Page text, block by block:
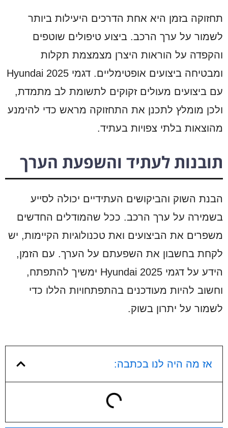
תחזוקה בזמן היא אחת הדרכים היעילות ביותר
לשמור על ערך הרכב. ביצוע טיפולים שוטפים
והקפדה על הוראות היצרן מצמצמת תקלות
ומבטיחה ביצועים אופטימליים. דגמי Hyundai 2025
עם ביצועים מעולים זקוקים לתשומת לב מתמדת,
ולכן מומלץ לתכנן את התחזוקה מראש כדי להימנע
מהוצאות בלתי צפויות בעתיד.
תובנות לעתיד והשפעת הערך
הבנת השוק והביקושים העתידיים יכולה לסייע
בשמירה על ערך הרכב. ככל שהמודלים החדשים
משפרים את הביצועים ואת טכנולוגיות הקיימות, יש
לקחת בחשבון את השפעתם על הערך. עם הזמן,
הידע על דגמי Hyundai 2025 ימשיך להתפתח,
וחשוב להיות מעודכנים בהתפתחויות הללו כדי
לשמור על יתרון בשוק.
אז מה היה לנו בכתבה: